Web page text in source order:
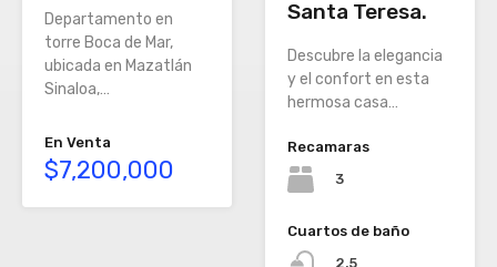
Departamento en
torre Boca de Mar,
ubicada en Mazatlán
Sinaloa,…
En Venta
$7,200,000
Santa Teresa.
Descubre la elegancia
y el confort en esta
hermosa casa…
Recamaras
3
Cuartos de baño
2.5